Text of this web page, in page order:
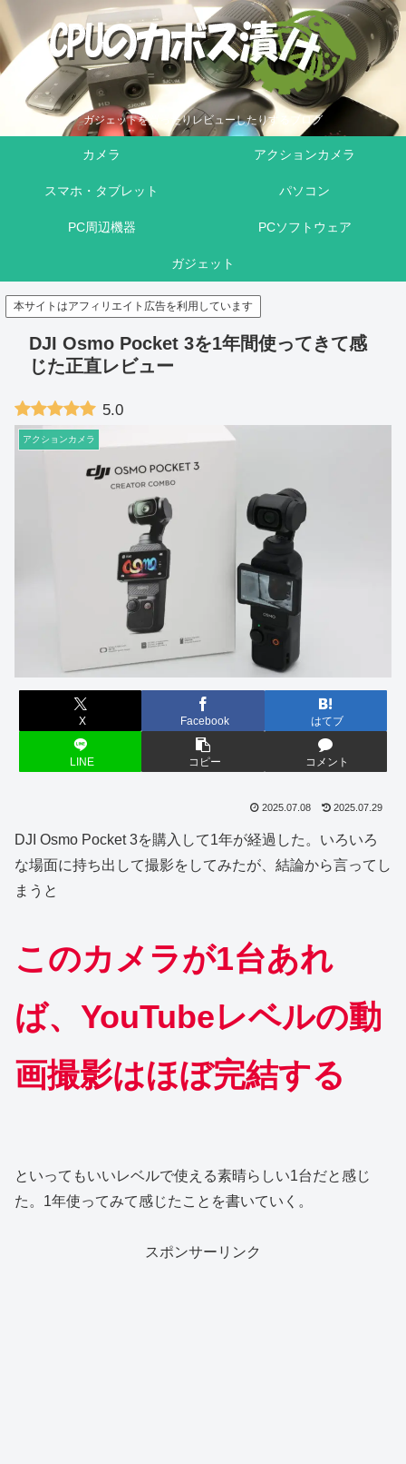
ガジェットを買ったりレビューしたりするブログ
カメラ アクションカメラ
スマホ・タブレット パソコン
PC周辺機器 PCソフトウェア
ガジェット
本サイトはアフィリエイト広告を利用しています
DJI Osmo Pocket 3を1年間使ってきて感
じた正直レビュー
5.0
アクションカメラ
X Facebook はてブ
LINE コピー コメント
2025.07.08 2025.07.29
DJI Osmo Pocket 3を購入して1年が経過した。いろいろ
な場面に持ち出して撮影をしてみたが、結論から言ってし
まうと
このカメラが1台あれ
ば、YouTubeレベルの動
画撮影はほぼ完結する
といってもいいレベルで使える素晴らしい1台だと感じ
た。1年使ってみて感じたことを書いていく。
スポンサーリンク